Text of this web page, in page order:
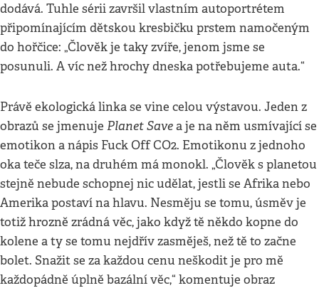
dodává. Tuhle sérii završil vlastním autoportrétem
připomínajícím dětskou kresbičku prstem namočeným
do hořčice: „Člověk je taky zvíře, jenom jsme se
posunuli. A víc než hrochy dneska potřebujeme auta.“
Právě ekologická linka se vine celou výstavou. Jeden z
obrazů se jmenuje Planet Savea je na něm usmívající se
emotikon a nápis Fuck Off CO2. Emotikonu z jednoho
oka teče slza, na druhém má monokl. „Člověk s planetou
stejně nebude schopnej nic udělat, jestli se Afrika nebo
Amerika postaví na hlavu. Nesměju se tomu, úsměv je
totiž hrozně zrádná věc, jako když tě někdo kopne do
kolene a ty se tomu nejdřív zasměješ, než tě to začne
bolet. Snažit se za každou cenu neškodit je pro mě
každopádně úplně bazální věc,“ komentuje obraz